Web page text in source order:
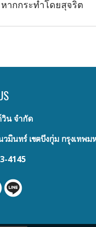
หากกระทำโดยสุจริต
น จำกัด
นทร์ เขตบึงกุ่ม กรุงเทพม
4145